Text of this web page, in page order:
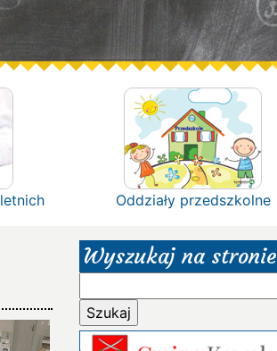
Oddziały przedszkolne
Wyszukaj na stronie